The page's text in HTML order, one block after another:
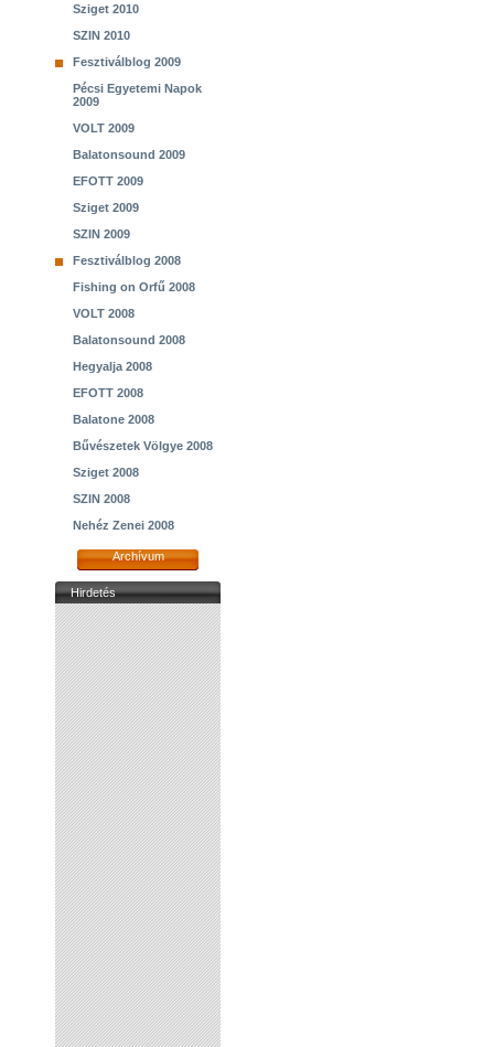
Sziget 2010
SZIN 2010
Fesztiválblog 2009
Pécsi Egyetemi Napok
2009
VOLT 2009
Balatonsound 2009
EFOTT 2009
Sziget 2009
SZIN 2009
Fesztiválblog 2008
Fishing on Orfű 2008
VOLT 2008
Balatonsound 2008
Hegyalja 2008
EFOTT 2008
Balatone 2008
Bűvészetek Völgye 2008
Sziget 2008
SZIN 2008
Nehéz Zenei 2008
Archívum
Hirdetés